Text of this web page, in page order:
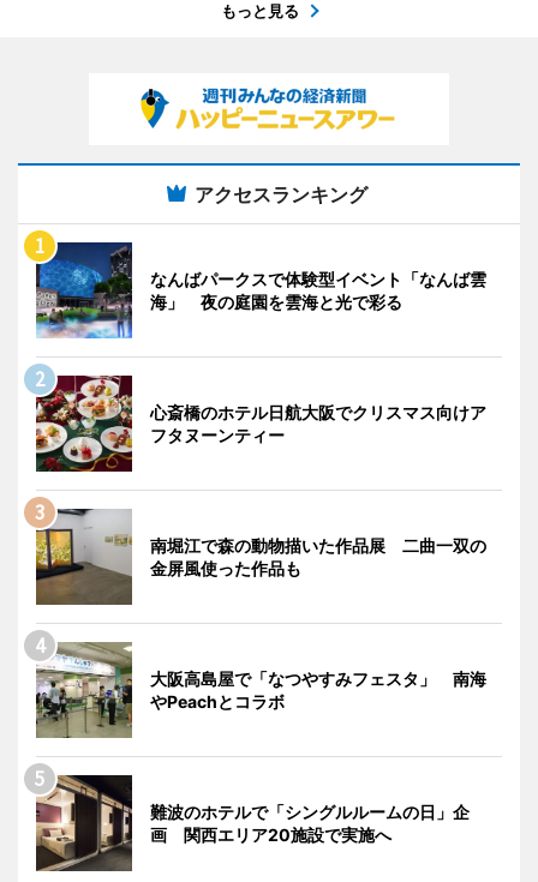
もっと見る
アクセスランキング
なんばパークスで体験型イベント「なんば雲
海」 夜の庭園を雲海と光で彩る
心斎橋のホテル日航大阪でクリスマス向けア
フタヌーンティー
南堀江で森の動物描いた作品展 二曲一双の
金屏風使った作品も
大阪高島屋で「なつやすみフェスタ」 南海
やPeachとコラボ
難波のホテルで「シングルルームの日」企
画 関西エリア20施設で実施へ